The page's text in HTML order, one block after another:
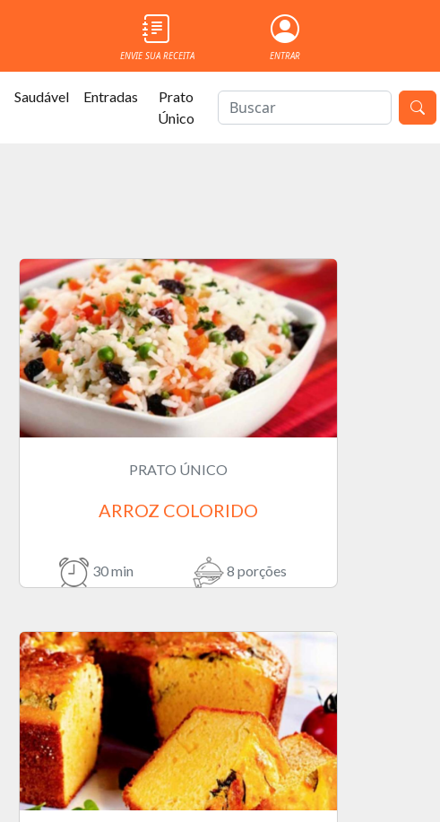
ENVIE SUA RECEITA ENTRAR
Saudável Entradas
Prato
Único
PRATO ÚNICO
ARROZ COLORIDO
30 min 8 porções